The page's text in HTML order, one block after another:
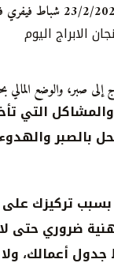
الابراج اليوم
إلى صبر، والوضع المالي
التي
بالصبر
تركيزك
ضروري حتى
أعمالك،